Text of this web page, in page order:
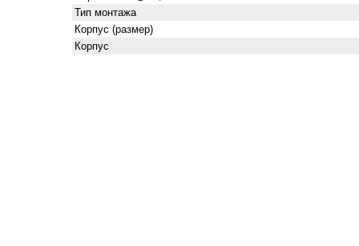
Тип монтажа
Корпус (размер)
Корпус